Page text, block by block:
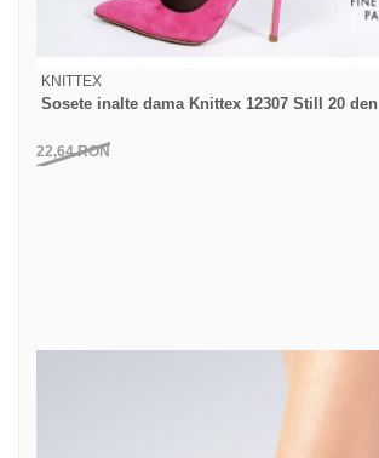
KNITTEX
Sosete inalte dama Knittex 12307 Still 20 den
22,64RON